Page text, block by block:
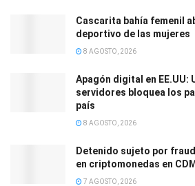
Cascarita bahía femenil
deportivo de las mujeres
8 AGOSTO, 2026
Apagón digital en EE.UU:
servidores bloquea los
país
8 AGOSTO, 2026
Detenido sujeto por
en criptomonedas en
7 AGOSTO, 2026